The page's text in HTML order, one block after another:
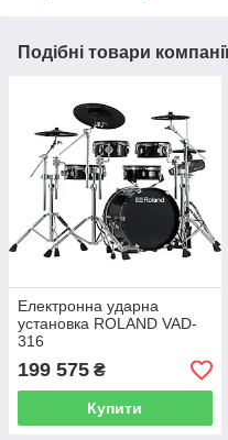
Подібні товари
Електронна ударна
установка ROLAND VAD-
316
199 575 ₴
Купити